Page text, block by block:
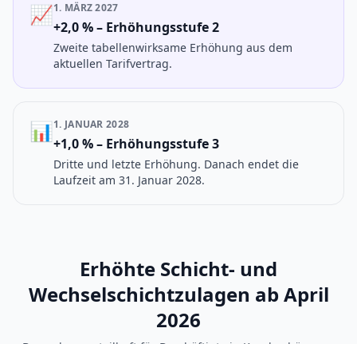
📈1. MÄRZ 2027
+2,0 % – Erhöhungsstufe 2
Zweite tabellenwirksame Erhöhung aus dem
aktuellen Tarifvertrag.
📊1. JANUAR 2028
+1,0 % – Erhöhungsstufe 3
Dritte und letzte Erhöhung. Danach endet die
Laufzeit am 31. Januar 2028.
Erhöhte Schicht- und
Wechselschichtzulagen ab April
2026